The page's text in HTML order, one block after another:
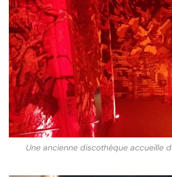
Une ancienne discothèque accueille